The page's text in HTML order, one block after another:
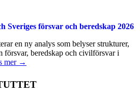
Sveriges försvar och beredskap 2026
en ny analys som belyser strukturer,
försvar, beredskap och civilförsvar i
mer →